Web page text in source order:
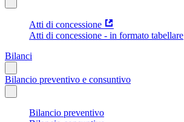
Atti di concessione
Atti di concessione - in formato tabellare
Bilanci
Bilancio preventivo e consuntivo
Bilancio preventivo